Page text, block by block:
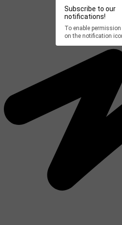
Subscribe to our
notifications!
To enable
on the notification